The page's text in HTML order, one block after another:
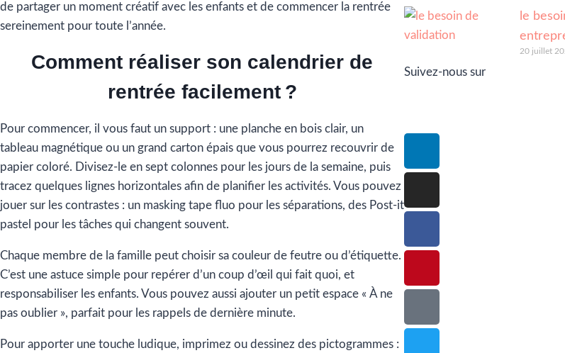
de partager un moment créatif avec les enfants et de commencer la rentrée
sereinement pour toute l’année.
Comment réaliser son calendrier de
rentrée facilement ?
Pour commencer, il vous faut un support : une planche en bois clair, un
tableau magnétique ou un grand carton épais que vous pourrez recouvrir de
papier coloré. Divisez-le en sept colonnes pour les jours de la semaine, puis
tracez quelques lignes horizontales afin de planifier les activités. Vous pouvez
jouer sur les contrastes : un masking tape fluo pour les séparations, des Post-it
pastel pour les tâches qui changent souvent.
Chaque membre de la famille peut choisir sa couleur de feutre ou d’étiquette.
C’est une astuce simple pour repérer d’un coup d’œil qui fait quoi, et
responsabiliser les enfants. Vous pouvez aussi ajouter un petit espace « À ne
pas oublier », parfait pour les rappels de dernière minute.
Pour apporter une touche ludique, imprimez ou dessinez des pictogrammes :
le
20 juillet
Suivez-nous sur